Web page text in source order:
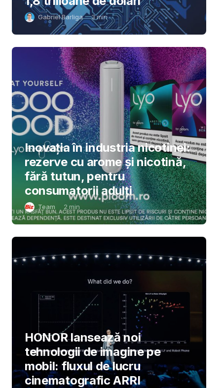
Gabriel Barliga 3min
Inovația în industria nicotinei:
rezerve cu arome și nicotină,
fără tutun, pentru
consumatorii adulți
Team 2 min
HONOR lansează noi
tehnologii de imagine pe
mobil: fluxul de lucru
cinematografic ARRI